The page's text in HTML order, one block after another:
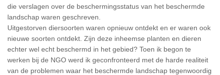
die verslagen over de beschermingsstatus van het beschermde
landschap waren geschreven.
Uitgestorven diersoorten waren opnieuw ontdekt en er waren ook
nieuwe soorten ontdekt. Zijn deze inheemse planten en dieren
echter wel echt beschermd in het gebied? Toen ik begon te
werken bij de NGO werd ik geconfronteerd met de harde realiteit
van de problemen waar het beschermde landschap tegenwoordig